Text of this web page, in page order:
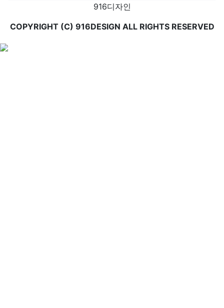
이
매
916디자인
COPYRIGHT (C) 916DESIGN ALL RIGHTS RESERVED